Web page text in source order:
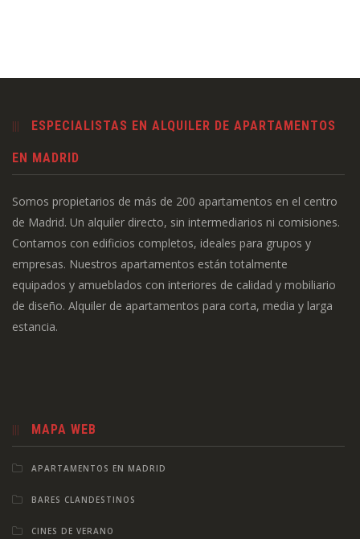
ESPECIALISTAS EN ALQUILER DE APARTAMENTOS
EN MADRID
Somos propietarios de más de 200 apartamentos en el centro
de Madrid. Un alquiler directo, sin intermediarios ni comisiones.
Contamos con edificios completos, ideales para grupos y
empresas. Nuestros apartamentos están totalmente
equipados y amueblados con interiores de calidad y mobiliario
de diseño. Alquiler de apartamentos para corta, media y larga
estancia.
MAPA WEB
APARTAMENTOS EN MADRID
BARES CLANDESTINOS
CINES DE VERANO